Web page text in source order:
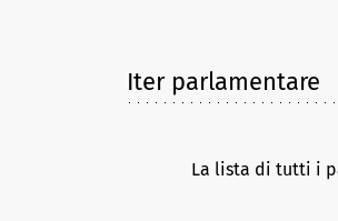
Iter parlamentare
La lista di tutti i